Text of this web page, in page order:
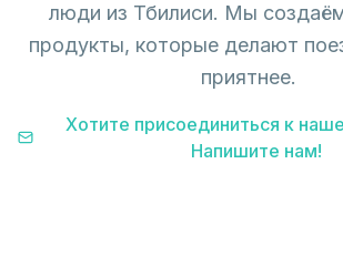
люди из Тбилиси. Мы
продукты, которые делают
приятнее.
Хотите присоединиться к
Напишите нам!